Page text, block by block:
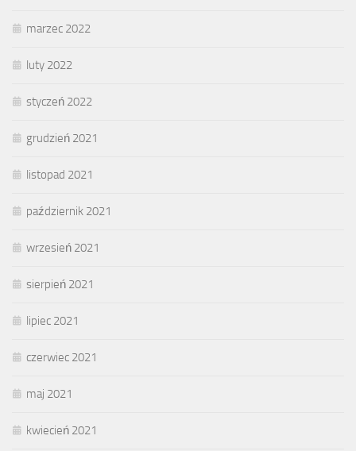
marzec 2022
luty 2022
styczeń 2022
grudzień 2021
listopad 2021
październik 2021
wrzesień 2021
sierpień 2021
lipiec 2021
czerwiec 2021
maj 2021
kwiecień 2021